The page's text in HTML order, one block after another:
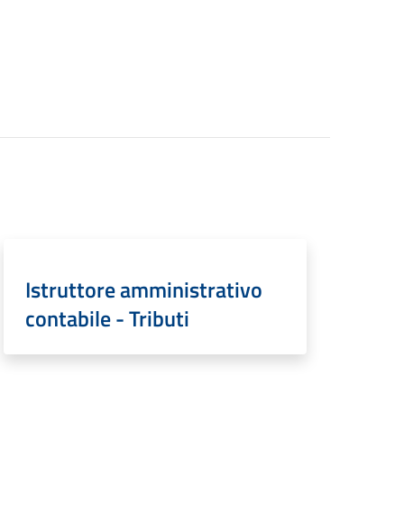
Istruttore amministrativo
contabile - Tributi